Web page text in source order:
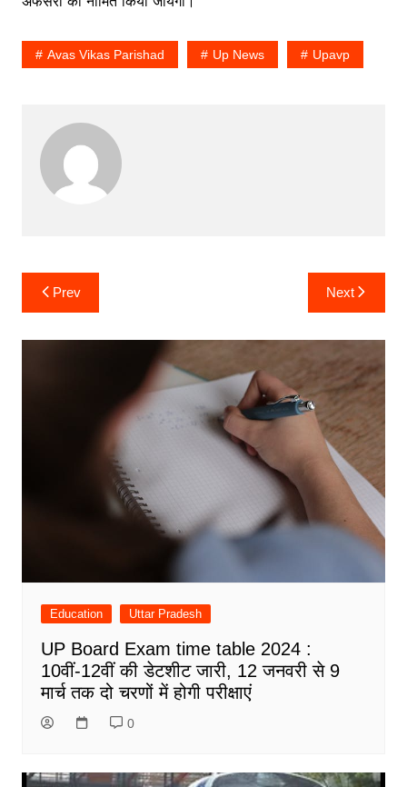
Avas Vikas Parishad Up News Upavp
Post
navigation
Prev Next
Education Uttar Pradesh
UP Board Exam time table 2024 :
10वीं-12वीं की डेटशीट जारी, 12 जनवरी से 9
मार्च तक दो चरणों में होगी परीक्षाएं
0